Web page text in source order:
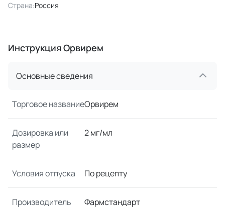
Страна:Россия
Инструкция Орвирем
Основные сведения
Торговое названиеОрвирем
Дозировка или
размер
2 мг/мл
Условия отпуска По рецепту
Производитель Фармстандарт